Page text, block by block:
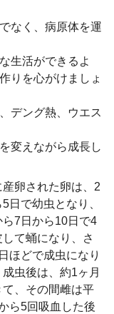
なく、病原体を運
生活ができるよ
りを心がけましょ
デング熱、ウエス
変えながら成長し
産卵された卵は、2
5日で幼虫となり、
ら7日から10日で4
して蛹になり、さ
ほどで成虫になり
成虫後は、約1ヶ月
て、その間雌は平
ら5回吸血した後